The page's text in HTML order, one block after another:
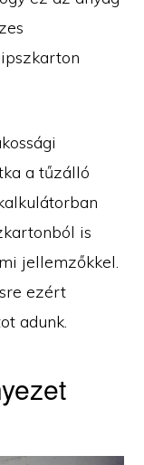
a tűzálló
is
jellemzőkkel.
ezért
adunk.